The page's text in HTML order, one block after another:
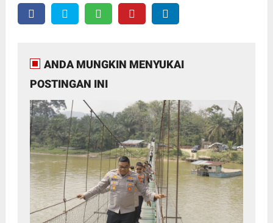
ANDA MUNGKIN MENYUKAI
POSTINGAN INI